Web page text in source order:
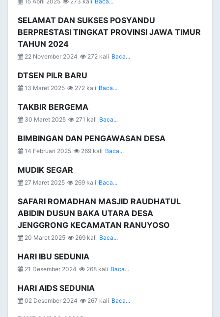
SELAMAT DAN SUKSES POSYANDU
BERPRESTASI TINGKAT PROVINSI JAWA TIMUR
TAHUN 2024
22 November 2024 272 kali Baca...
DTSEN PILR BARU
13 Maret 2025 272 kali Baca...
TAKBIR BERGEMA
30 Maret 2025 271 kali Baca...
BIMBINGAN DAN PENGAWASAN DESA
14 Februari 2025 269 kali Baca...
MUDIK SEGAR
27 Maret 2025 269 kali Baca...
SAFARI ROMADHAN MASJID RAUDHATUL
ABIDIN DUSUN BAKA UTARA DESA
JENGGRONG KECAMATAN RANUYOSO
20 Maret 2025 269 kali Baca...
HARI IBU SEDUNIA
21 Desember 2024 268 kali Baca...
HARI AIDS SEDUNIA
02 Desember 2024 267 kali Baca...